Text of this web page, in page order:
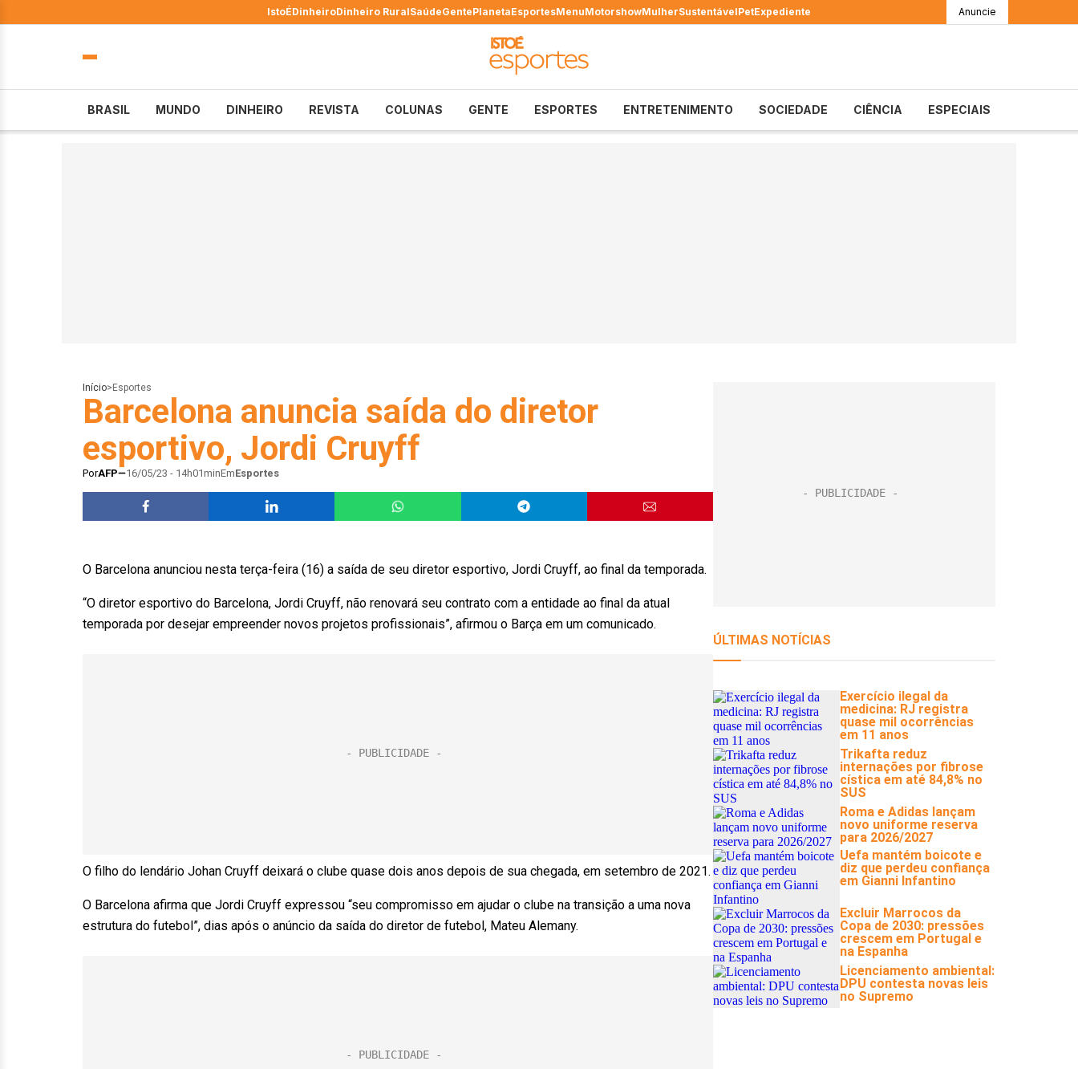
IstoÉDinheiroDinheiro RuralSaúdeGentePlanetaEsportesMenuMotorshowMulherSustentávelPetExpediente Anuncie
BRASIL MUNDO DINHEIRO REVISTA COLUNAS GENTE ESPORTES ENTRETENIMENTO SOCIEDADE CIÊNCIA ESPECIAIS
Início> Esportes
Barcelona anuncia saída do diretor
esportivo, Jordi Cruyff
PorAFP 16/05/23 - 14h01minEmEsportes
O Barcelona anunciou nesta terça-feira (16) a saída de seu diretor esportivo, Jordi Cruyff, ao final da temporada.
“O diretor esportivo do Barcelona, Jordi Cruyff, não renovará seu contrato com a entidade ao final da atual
temporada por desejar empreender novos projetos profissionais”, afirmou o Barça em um comunicado.
O filho do lendário Johan Cruyff deixará o clube quase dois anos depois de sua chegada, em setembro de 2021.
O Barcelona afirma que Jordi Cruyff expressou “seu compromisso em ajudar o clube na transição a uma nova
estrutura do futebol”, dias após o anúncio da saída do diretor de futebol, Mateu Alemany.